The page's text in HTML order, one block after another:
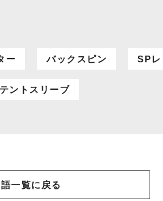
ー バックスピン SP
ントスリーブ
語一覧に戻る